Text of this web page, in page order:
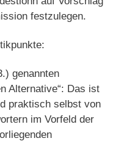
festzulegen.
genannten
Alternative“: Das ist
praktisch selbst von
im Vorfeld der